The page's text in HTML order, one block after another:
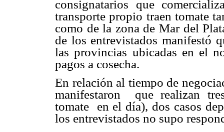
consignatarios que
transporte propio traen tomate
como de la zona de Mar del
de los entrevistados manifestó
las provincias ubicadas en el
pagos a cosecha.
En relación al tiempo de
manifestaron que realizan
tomate en el día), dos casos
los entrevistados no supo